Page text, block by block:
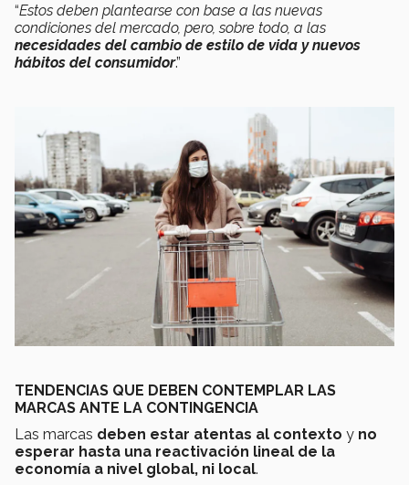
“Estos deben plantearse con base a las nuevas
condiciones del mercado, pero, sobre todo, a las
necesidades del cambio de estilo de vida y nuevos
hábitos del consumidor.”
TENDENCIAS QUE DEBEN CONTEMPLAR LAS
MARCAS ANTE LA CONTINGENCIA
Las marcas deben estar atentas al contexto y no
esperar hasta una reactivación lineal de la
economía a nivel global, ni local.